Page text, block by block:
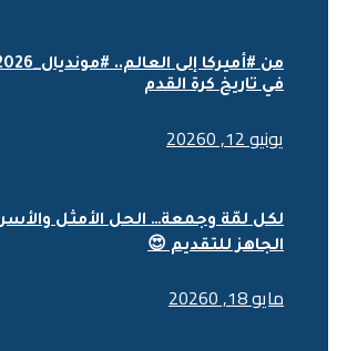
في تاريخ كرة القدم
يونيو 12, 2026 0
لكل لمّة وجمعة… الحل الأمثل
الجاهز للتقديم 😍
مايو 18, 2026 0